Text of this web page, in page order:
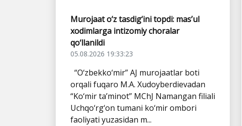
Murojaat o‘z tasdig‘ini topdi: mas’ul
xodimlarga intizomiy choralar
qo‘llanildi
05.08.2026 19:33:23
“O‘zbekko‘mir” AJ murojaatlar boti
orqali fuqaro M.A. Xudoyberdievadan
“Ko‘mir ta’minot” MChJ Namangan filiali
Uchqo‘rg‘on tumani ko‘mir ombori
faoliyati yuzasidan m...